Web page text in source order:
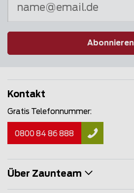
Abonnieren
Kontakt
Gratis Telefonnummer:
0800 84 86 888
Über Zaunteam